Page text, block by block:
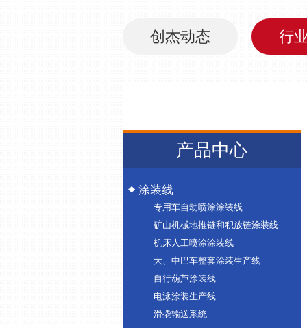
创杰动态 行
产品中心
涂装线
专用车自动喷涂涂装线
矿山机械地推链和积放链涂装线
机床人工喷涂涂装线
大、中巴车整套涂装生产线
自行葫芦涂装线
电泳涂装生产线
滑撬输送系统